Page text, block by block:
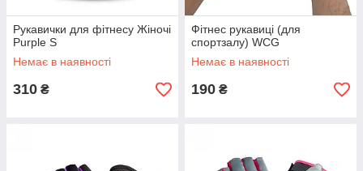
Рукавички для фітнесу Жіночі
Purple S
Немає в наявності
310 ₴
Фітнес рукавиці (для
спортзалу) WCG
Немає в наявності
190 ₴